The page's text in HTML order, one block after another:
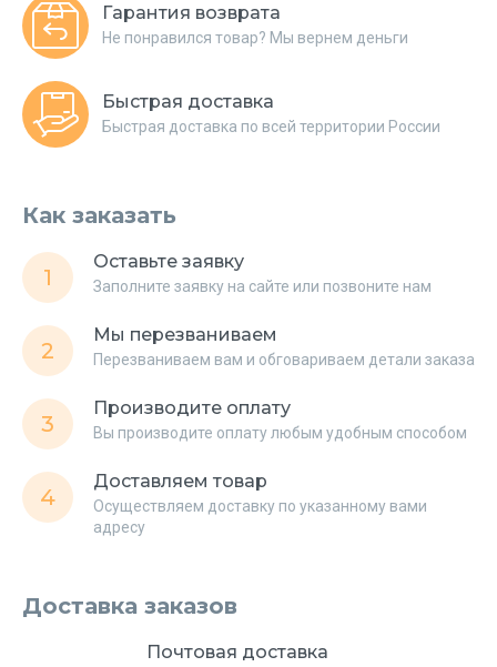
Гарантия возврата
Не понравился товар? Мы вернем деньги
Быстрая доставка
Быстрая доставка по всей территории России
Как заказать
1
Оставьте заявку
Заполните заявку на сайте или позвоните нам
2
Мы перезваниваем
Перезваниваем вам и обговариваем детали заказа
3
Производите оплату
Вы производите оплату любым удобным способом
4
Доставляем товар
Осуществляем доставку по указанному вами
адресу
Доставка заказов
Почтовая доставка